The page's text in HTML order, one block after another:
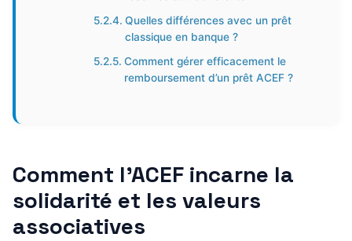
Quelles différences avec un prêt
classique en banque ?
Comment gérer efficacement le
remboursement d’un prêt ACEF ?
Comment l’ACEF incarne la
solidarité et les valeurs
associatives